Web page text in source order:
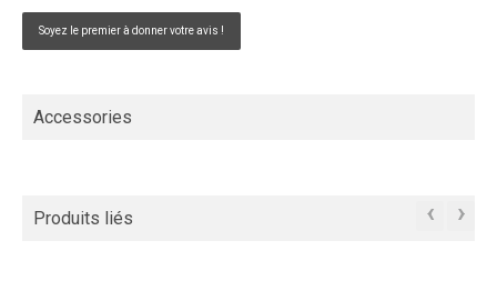
Soyez le premier à donner votre avis !
Accessories
Produits liés ‹ ›